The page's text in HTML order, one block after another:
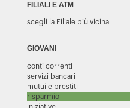
FILIALI E ATM
scegli la Filiale più vicina
GIOVANI
conti correnti
servizi bancari
mutui e prestiti
risparmio